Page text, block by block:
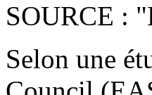
SOURCE :
Selon une